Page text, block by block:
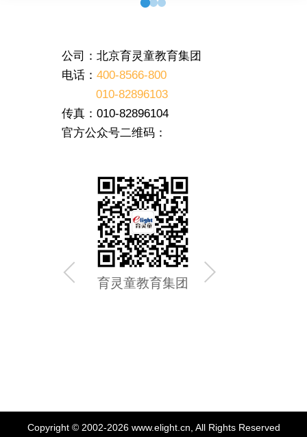
公司：北京育灵童教育集团
电话： 400-8566-800
010-82896103
传真：010-82896104
官方公众号二维码：
育灵童教育集团
Copyright © 2002-2026 www.elight.cn, All Rights Reserved